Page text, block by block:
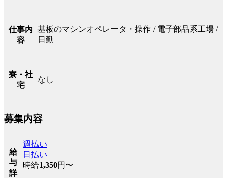
仕事内
容
基板のマシンオペレータ・操作 / 電子部品系工場 /
日勤
寮・社
宅
なし
募集内容
給
与
詳
週払い
日払い
時給1,350円〜